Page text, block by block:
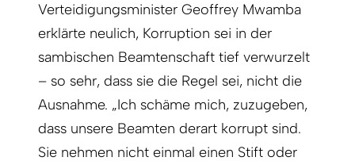
Verteidigungsminister Geoffrey Mwamba
erklärte neulich, Korruption sei in der
sambischen Beamtenschaft tief verwurzelt
– so sehr, dass sie die Regel sei, nicht die
Ausnahme. „Ich schäme mich, zuzugeben,
dass unsere Beamten derart korrupt sind.
Sie nehmen nicht einmal einen Stift oder